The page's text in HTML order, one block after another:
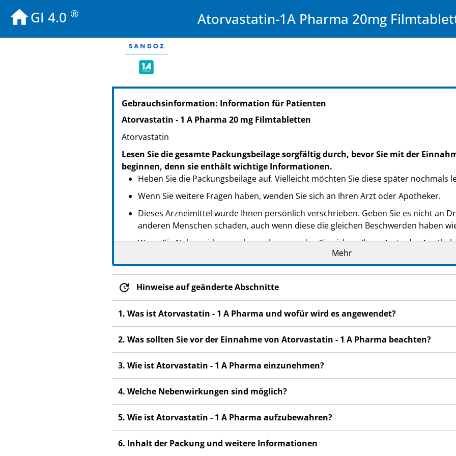
GI 4.0 ® Atorvastatin-1A Pharma 20mg
PZN: 07752884
PPN: 110775288454
NTIN: 04150077528849
PPN: 110775289020
NTIN: 04150077528900
PZN: 07752909
PPN: 110775290938
NTIN: 04150077529099
Gebrauchsinformation: Information für Patienten
Atorvastatin - 1 A Pharma 20 mg Filmtabletten
Atorvastatin
Lesen Sie die gesamte Packungsbeilage sorgfältig durch, bevor Sie mit der
beginnen, denn sie enthält wichtige Informationen.
Heben Sie die Packungsbeilage auf. Vielleicht möchten Sie diese später nochmals
Wenn Sie weitere Fragen haben, wenden Sie sich an Ihren Arzt oder Apotheker.
Dieses Arzneimittel wurde Ihnen persönlich verschrieben. Geben Sie es nicht an
anderen Menschen schaden, auch wenn diese die gleichen Beschwerden haben
Wenn Sie Nebenwirkungen bemerken, wenden Sie sich an Ihren Arzt oder
Nebenwirkungen, die nicht in dieser Packungsbeilage angegeben sind. Siehe
Mehr
Hinweise auf geänderte Abschnitte
1. Was ist Atorvastatin - 1 A Pharma und wofür wird es angewendet?
2. Was sollten Sie vor der Einnahme von Atorvastatin - 1 A Pharma beachten?
3. Wie ist Atorvastatin - 1 A Pharma einzunehmen?
4. Welche Nebenwirkungen sind möglich?
5. Wie ist Atorvastatin - 1 A Pharma aufzubewahren?
6. Inhalt der Packung und weitere Informationen